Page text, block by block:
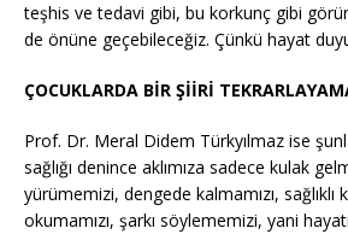
teşhis ve tedavi gibi, bu korkunç gibi
de önüne geçebileceğiz. Çünkü hayat
ÇOCUKLARDA BİR ŞİİRİ
Prof. Dr. Meral Didem Türkyılmaz ise
sağlığı denince aklımıza sadece kulak
yürümemizi, dengede kalmamızı, sağlıklı
okumamızı, şarkı söylememizi, yani